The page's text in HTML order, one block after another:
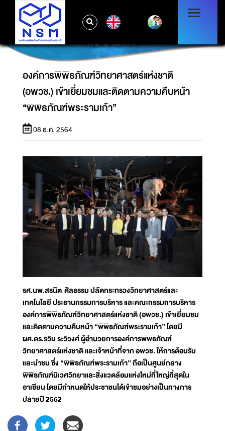
องค์การพิพิธภัณฑ์วิทยาศาสตร์แห่งชาติ (อพวช.)
เข้าเยี่ยมชมและติดตามความคืบหน้า “พิพิธภัณฑ์
พระรามเก้า”
องค์การพิพิธภัณฑ์วิทยาศาสตร์แห่งชาติ
(อพวช.) เข้าเยี่ยมชมและติดตามความคืบหน้า
“พิพิธภัณฑ์พระรามเก้า”
08 ธ.ค. 2564
รศ.นพ.สรนิต ศิลธรรม ปลัดกระทรวงวิทยาศาสตร์และ
เทคโนโลยี ประธานกรรมการบริหาร และคณะกรรมการบริหาร
องค์การพิพิธภัณฑ์วิทยาศาสตร์แห่งชาติ (อพวช.) เข้าเยี่ยมชม
และติดตามความคืบหน้า “พิพิธภัณฑ์พระรามเก้า” โดยมี
ผศ.ดร.รวิน ระวิวงศ์ ผู้อำนวยการองค์การพิพิธภัณฑ์
วิทยาศาสตร์แห่งชาติ และเจ้าหน้าที่จาก อพวช. ให้การต้อนรับ
และนำชม ซึ่ง “พิพิธภัณฑ์พระรามเก้า” ถือเป็นศูนย์กลาง
พิพิธภัณฑ์นิเวศวิทยาและสิ่งแวดล้อมแห่งใหม่ที่ใหญ่ที่สุดใน
อาเซียน โดยมีกำหนดให้ประชาชนได้เข้าชมอย่างเป็นทางการ
ปลายปี 2562